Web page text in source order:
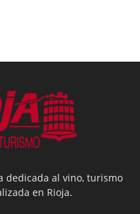
dedicada al vino, turismo
en Rioja.